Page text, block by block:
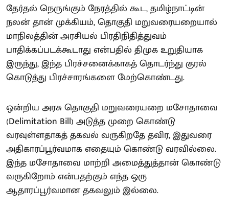
தேர்தல் நெருங்கும் நேரத்தில் கூட, தமிழ்நாட்டின்
நலன் தான் முக்கியம், தொகுதி மறுவரையறையால்
மாநிலத்தின் அரசியல் பிரதிநிதித்துவம்
பாதிக்கப்படக்கூடாது என்பதில் திமுக உறுதியாக
இருந்து, இந்த பிரச்சனைக்காகத் தொடர்ந்து குரல்
கொடுத்து பிரச்சாரங்களை மேற்கொண்டது.
ஒன்றிய அரசு தொகுதி மறுவரையறை மசோதாவை
(Delimitation Bill) அடுத்த முறை கொண்டு
வரவுள்ளதாகத் தகவல் வருகிறதே தவிர, இதுவரை
அதிகாரப்பூர்வமாக எதையும் கொண்டு வரவில்லை.
இந்த மசோதாவை மாற்றி அமைத்துத்தான் கொண்டு
வருகிறோம் என்பதற்கும் எந்த ஒரு
ஆதாரப்பூர்வமான தகவலும் இல்லை.